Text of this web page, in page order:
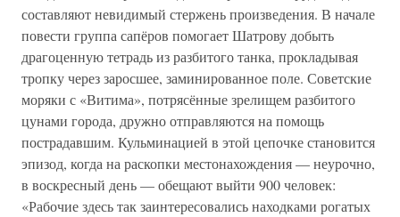
составляют невидимый стержень произведения. В начале
повести группа сапёров помогает Шатрову добыть
драгоценную тетрадь из разбитого танка, прокладывая
тропку через заросшее, заминированное поле. Советские
моряки с «Витима», потрясённые зрелищем разбитого
цунами города, дружно отправляются на помощь
пострадавшим. Кульминацией в этой цепочке становится
эпизод, когда на раскопки местонахождения — неурочно,
в воскресный день — обещают выйти 900 человек:
«Рабочие здесь так заинтересовались находками рогатых